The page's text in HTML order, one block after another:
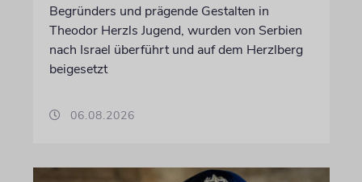
Begründers und prägende Gestalten in
Theodor Herzls Jugend, wurden von Serbien
nach Israel überführt und auf dem Herzlberg
beigesetzt
06.08.2026